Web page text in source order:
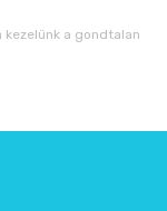
a gondtalan